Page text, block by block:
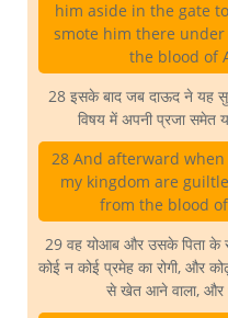
him aside in the gate
smote him there
the blood of
28 इसके बाद जब दाऊद ने यह
विषय में अपनी प्रजा समेत
28 And afterward
my kingdom are
from the blood
29 वह योआब और उसके पिता के
कोई न कोई प्रमेह का रोगी, और
से खेत आने वाला, और